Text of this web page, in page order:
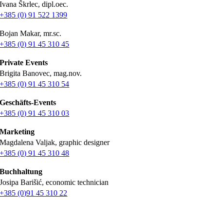
Ivana Škrlec, dipl.oec.
+385 (0) 91 522 1399
Bojan Makar, mr.sc.
+385 (0) 91 45 310 45
Private Events
Brigita Banovec, mag.nov.
+385 (0) 91 45 310 54
Geschäfts-Events
+385 (0) 91 45 310 03
Marketing
Magdalena Valjak, graphic designer
+385 (0) 91 45 310 48
Buchhaltung
Josipa Barišić, economic technician
+385 (0)91 45 310 22